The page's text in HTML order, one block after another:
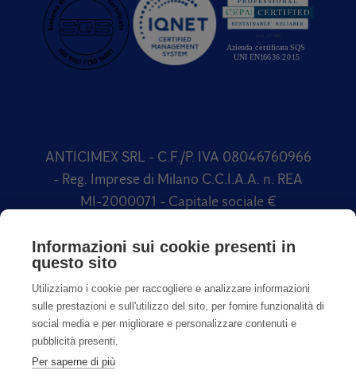
ANTICIMEX SRL - C.F./P. IVA 08046760966
- Reg. Imprese di Milano C.C.I.A.A. n. REA
MI-2000071 - Capitale sociale €
coordinamento di Anticimex International
Informazioni sui cookie presenti in
questo sito
Utilizziamo i cookie per raccogliere e analizzare informazioni
sulle prestazioni e sull'utilizzo del sito, per fornire funzionalità di
social media e per migliorare e personalizzare contenuti e
pubblicità presenti.
Per saperne di più